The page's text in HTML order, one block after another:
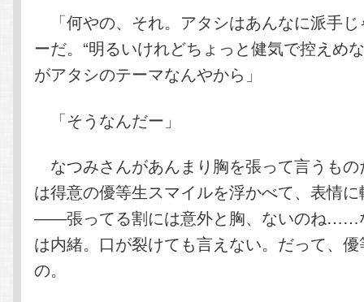
「何やの、それ。アタシはあんなに派手
ーだ。“明るいけれどちょっと健気で控えめ
がアタシのテーマなんやから」
「そうなんだー」
なつみさんがあんまり胸を張って言うも
は得意の優等生スマイルを浮かべて、表情
――張ってる割には意外と胸、ないのね……
は内緒。口が裂けても言えない。だって、
の。